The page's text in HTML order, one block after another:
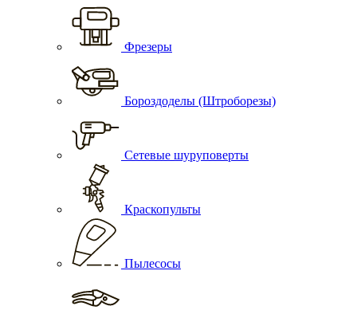
Фрезеры
Бороздоделы (Штроборезы)
Сетевые шуруповерты
Краскопульты
Пылесосы